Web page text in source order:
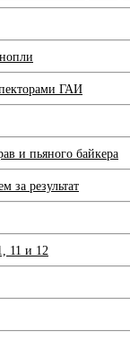
ГАИ
и пьяного байкера
за результат
11 и 12